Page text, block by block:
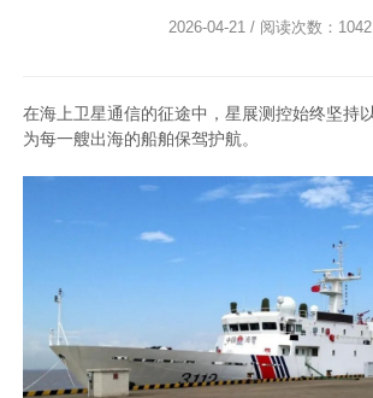
2026-04-21 / 阅读次数：1042
在海上卫星通信的征途中，星展测控始终坚持以技术迭代为动力，
为每一艘出海的船舶保驾护航。